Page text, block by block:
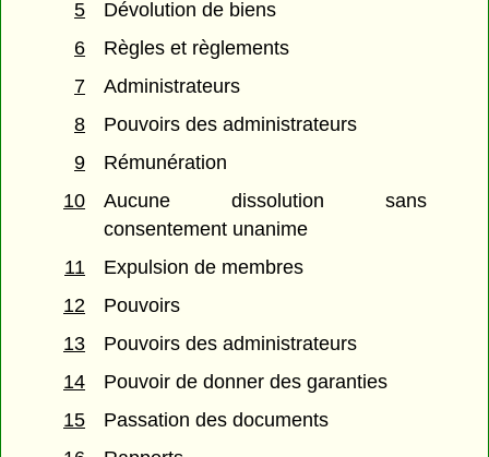
5
Dévolution de biens
6
Règles et règlements
7
Administrateurs
8
Pouvoirs des administrateurs
9
Rémunération
10
Aucune dissolution sans
consentement unanime
11
Expulsion de membres
12
Pouvoirs
13
Pouvoirs des administrateurs
14
Pouvoir de donner des garanties
15
Passation des documents